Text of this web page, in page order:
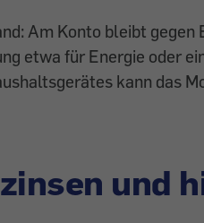
Am Konto bleibt
etwa für Energie oder
kann das
und